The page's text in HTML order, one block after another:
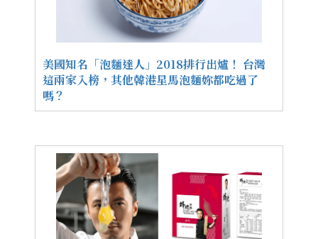
美國知名「泡麵達人」2018排行出爐！ 台灣
這兩家入榜，其他韓港星馬泡麵妳都吃過了
嗎？